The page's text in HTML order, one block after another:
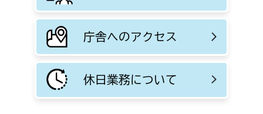
庁舎へのアクセス
休日業務について